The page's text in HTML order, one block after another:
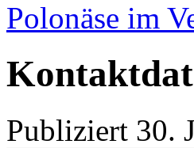
Polonäse im
Publiziert 30.